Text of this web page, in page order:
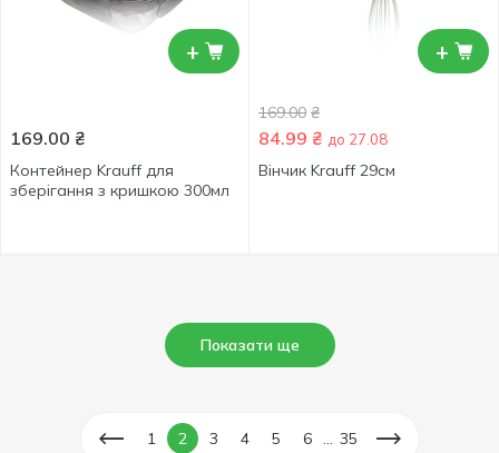
+
169.00 ₴
Контейнер Krauff для
зберігання з кришкою 300мл
+
169.00 ₴
84.99 ₴ до 27.08
Вінчик Krauff 29см
Показати ще
1 2 3 4 5 6 35